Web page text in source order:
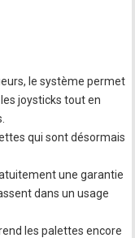
le système permet
joysticks tout en
qui sont désormais
une garantie
dans un usage
les palettes encore